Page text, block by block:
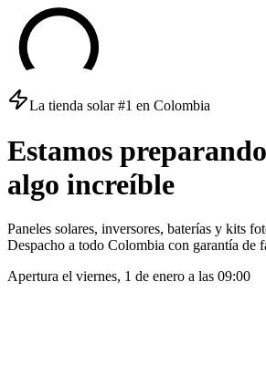
La tienda solar #1 en Colombia
Estamos preparando
algo increíble
Paneles solares, inversores, baterías y kits
Despacho a todo Colombia con garantía de
Apertura el viernes, 1 de enero a las 09:00